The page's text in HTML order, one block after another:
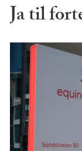
Ja til